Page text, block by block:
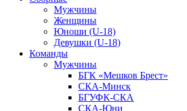
Мужчины
Женщины
Юноши (U-18)
Девушки (U-18)
Команды
Мужчины
БГК «Мешков Брест»
СКА-Минск
БГУФК-СКА
СКА-Юни